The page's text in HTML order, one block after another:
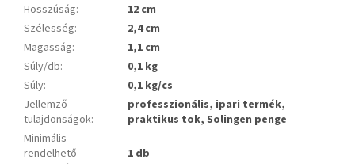
Hosszúság:
12 cm
Szélesség:
2,4 cm
Magasság:
1,1 cm
Súly/db:
0,1 kg
Súly:
0,1 kg/cs
Jellemző
tulajdonságok:
professzionális, ipari termék,
praktikus tok, Solingen penge
Minimális
rendelhető
1 db